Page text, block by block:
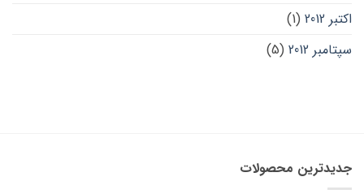
اکتبر 2012
(1)
سپتامبر 2012
(5)
جدیدترین محصولات